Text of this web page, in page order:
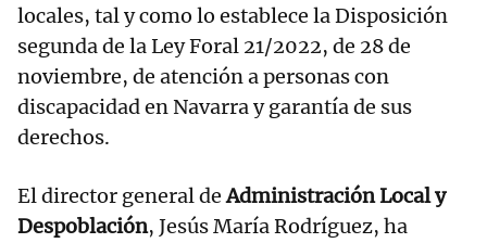
locales, tal y como lo establece la Disposición
segunda de la Ley Foral 21/2022, de 28 de
noviembre, de atención a personas con
discapacidad en Navarra y garantía de sus
derechos.
El director general deAdministración Local y
Despoblación, Jesús María Rodríguez, ha